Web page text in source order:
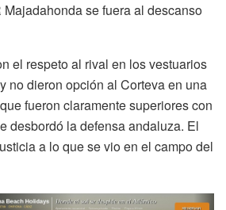
se fuera al descanso
el respeto al rival en los vestuarios
no dieron opción al Corteva en una
fueron claramente superiores con
desbordó la defensa andaluza. El
a lo que se vio en el campo del